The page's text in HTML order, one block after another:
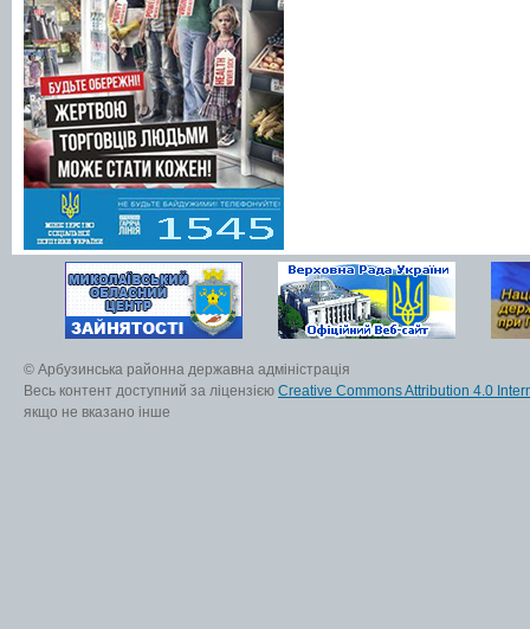
© Арбузинська районна державна адміністрація
Весь контент доступний за ліцензією Creative Commons Attribution 4.0
якщо не вказано інше